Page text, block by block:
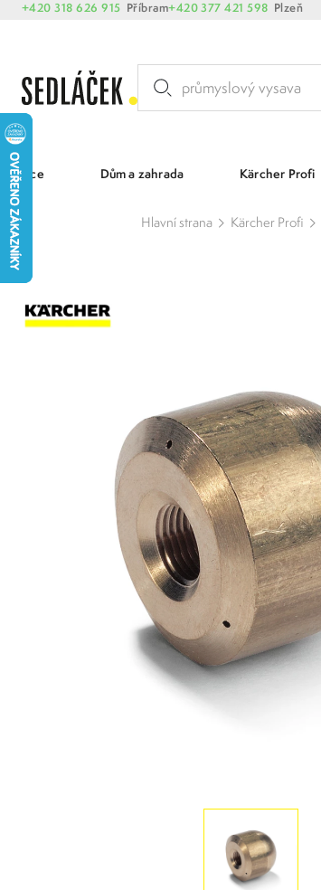
+420 318 626 915 Příbram+420 377 421 598 Plzeň
Akce Dům a zahrada Kärcher Profi
Hlavní strana Kärcher Profi